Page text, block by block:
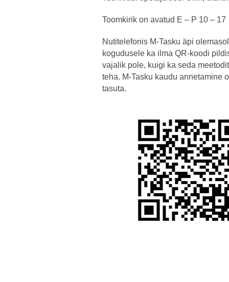
Toomkirik on avatud E – P 10 – 17
Nutitelefonis M-Tasku äpi
kogudusele ka ilma QR-koodi
vajalik pole, kuigi ka seda
teha. M-Tasku kaudu annetamine
tasuta.